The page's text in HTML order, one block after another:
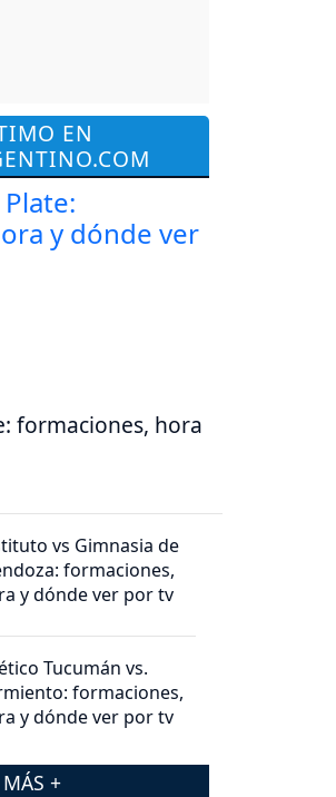
EN
formaciones, hora
vs Gimnasia de
formaciones,
y dónde ver por tv
Tucumán vs.
formaciones,
y dónde ver por tv
+